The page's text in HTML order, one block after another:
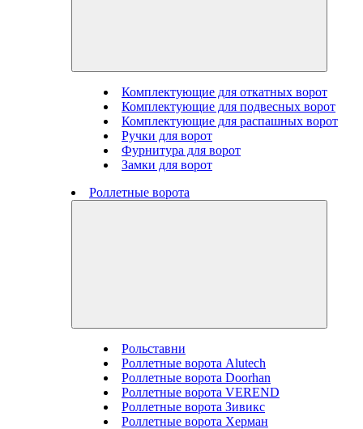
Комплектующие для откатных ворот
Комплектующие для подвесных ворот
Комплектующие для распашных ворот
Ручки для ворот
Фурнитура для ворот
Замки для ворот
Роллетные ворота
Рольставни
Роллетные ворота Alutech
Роллетные ворота Doorhan
Роллетные ворота VEREND
Роллетные ворота Зивикс
Роллетные ворота Херман